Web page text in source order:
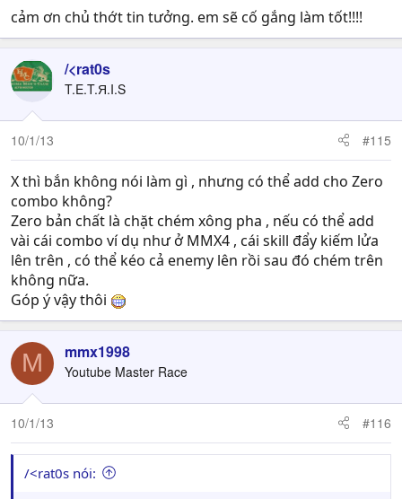
cảm ơn chủ thớt tin tưởng. em sẽ cố gắng làm tốt!!!!
/<rat0s
T.E.T.Я.I.S
10/1/13 #115
X thì bắn không nói làm gì , nhưng có thể add cho Zero
combo không?
Zero bản chất là chặt chém xông pha , nếu có thể add
vài cái combo ví dụ như ở MMX4 , cái skill đẩy kiếm lửa
lên trên , có thể kéo cả enemy lên rồi sau đó chém trên
không nữa.
Góp ý vậy thôi
M mmx1998
Youtube Master Race
10/1/13 #116
/<rat0s nói: